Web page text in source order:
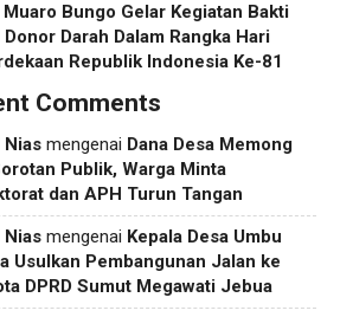
Muaro Bungo Gelar Kegiatan Bakti
Darah Dalam Rangka Hari
Republik Indonesia Ke-81
Comments
Nias mengenai Dana Desa Memong
Publik, Warga Minta
dan APH Turun Tangan
Nias mengenai Kepala Desa Umbu
Usulkan Pembangunan Jalan ke
DPRD Sumut Megawati Jebua